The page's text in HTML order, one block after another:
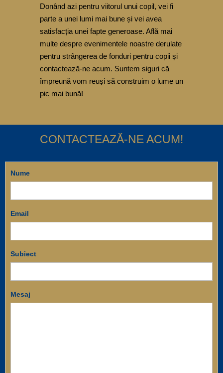
Donând azi pentru viitorul unui copil, vei fi
parte a unei lumi mai bune și vei avea
satisfacția unei fapte generoase. Află mai
multe despre evenimentele noastre derulate
pentru strângerea de fonduri pentru copii și
contactează-ne acum. Suntem siguri că
împreună vom reuși să construim o lume un
pic mai bună!
CONTACTEAZĂ-NE ACUM!
Nume
Email
Subiect
Mesaj